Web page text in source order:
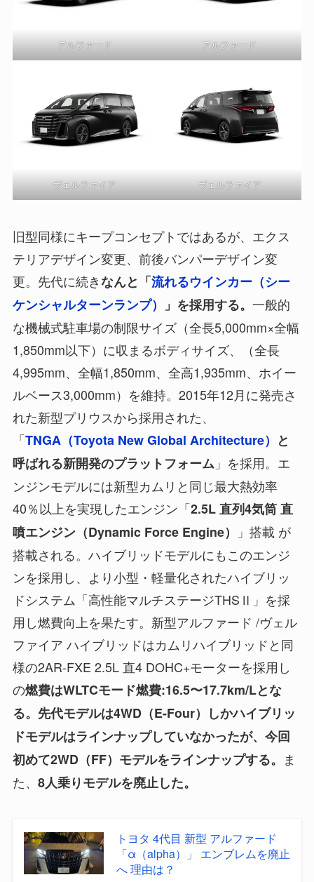
アルファード アルファード
ヴェルファイア ヴェルファイア
旧型同様にキープコンセプトではあるが、エクス
テリアデザイン変更、前後バンパーデザイン変
更。先代に続きなんと「流れるウインカー（シー
ケンシャルターンランプ） 」を採用する。 一般的
な機械式駐車場の制限サイズ（全長5,000mm×全幅
1,850mm以下）に収まるボディサイズ、（全長
4,995mm、全幅1,850mm、全高1,935mm、ホイー
ルベース3,000mm）を維持。2015年12月に発売さ
れた新型プリウスから採用された、
「TNGA（Toyota New Global Architecture） と
呼ばれる新開発のプラットフォーム」を採用。エ
ンジンモデルには新型カムリと同じ最大熱効率
40％以上を実現したエンジン「2.5L 直列4気筒 直
噴エンジン（Dynamic Force Engine）
」搭載 が
搭載される。ハイブリッドモデルにもこのエンジ
ンを採用し、より小型・軽量化されたハイブリッ
ドシステム「高性能マルチステージTHSⅡ」を採
用し燃費向上を果たす。新型アルファード /ヴェル
ファイア ハイブリッドはカムリハイブリッドと同
様の2AR-FXE 2.5L 直4 DOHC+モーターを採用し
の燃費はWLTCモード燃費:16.5〜17.7km/Lとな
る。先代モデルは4WD（E-Four）しかハイブリッ
ドモデルはラインナップしていなかったが、今回
初めて2WD（FF）モデルをラインナップする。 ま
た、 8人乗りモデルを廃止した。
トヨタ 4代目 新型 アルファード
「α（alpha）」 エンブレムを廃止
へ 理由は？